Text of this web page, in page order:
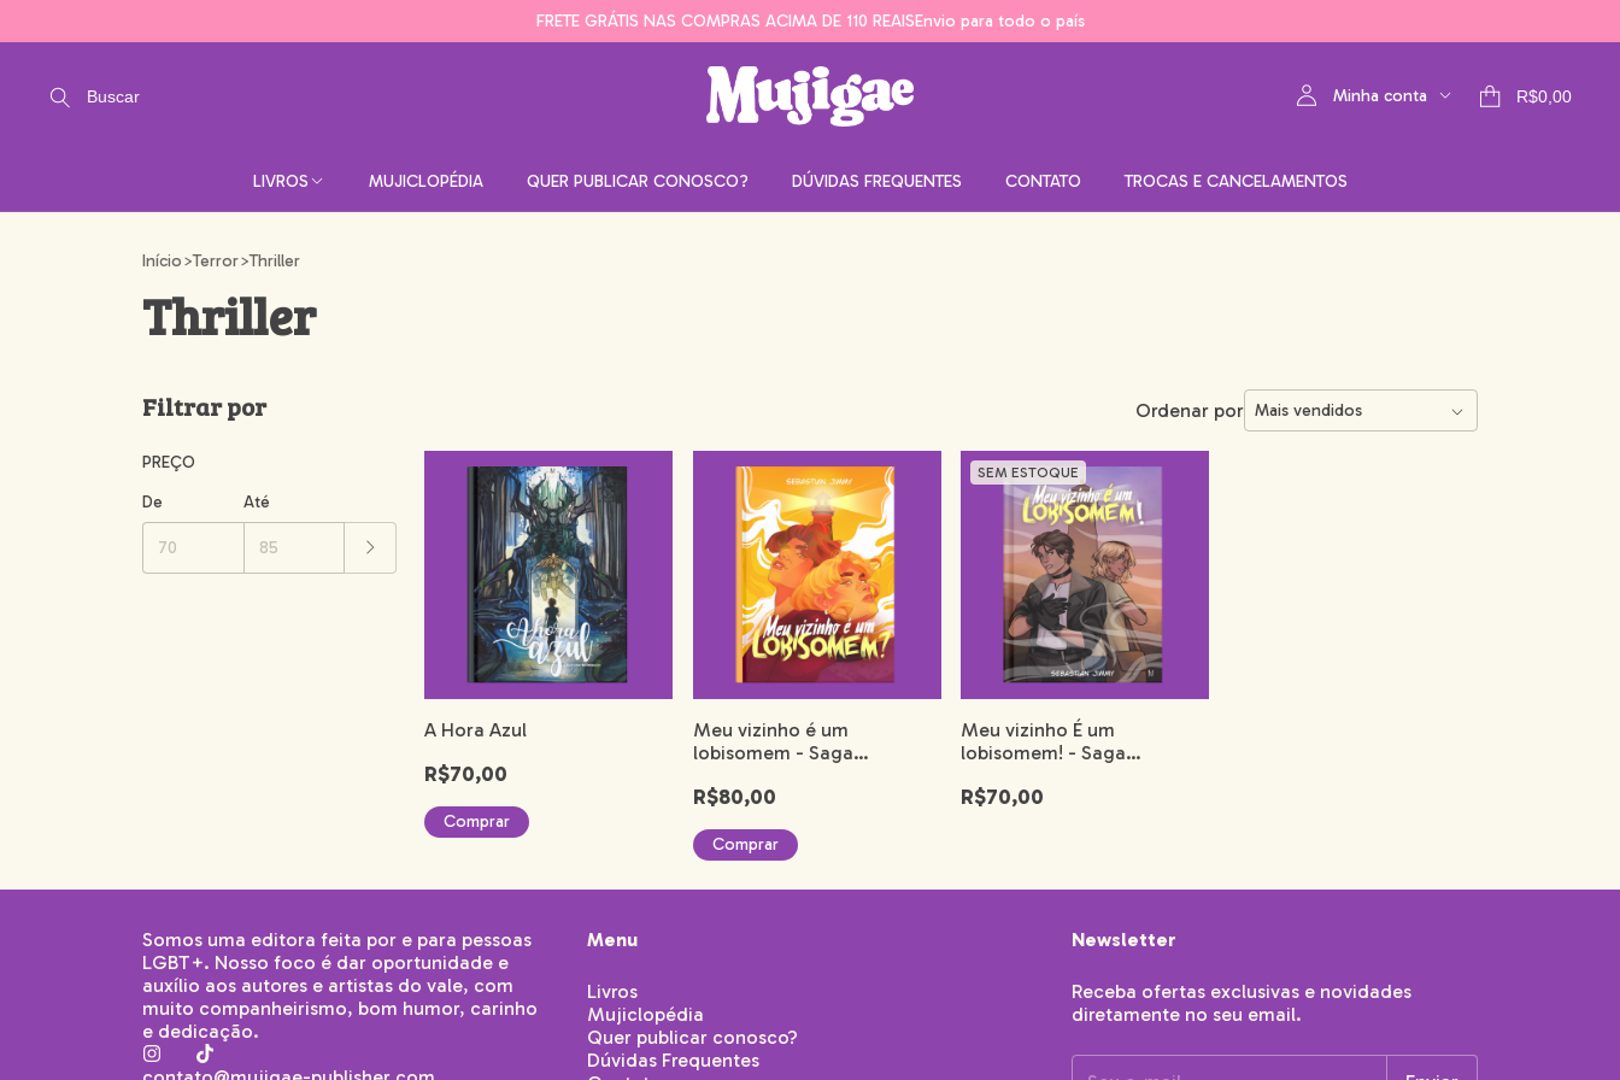
FRETE GRÁTIS NAS COMPRAS ACIMA DE 110 REAISEnvio para todo o país
Buscar Minha conta R$0,00
LIVROS MUJICLOPÉDIA QUER PUBLICAR CONOSCO? DÚVIDAS FREQUENTES CONTATO TROCAS E CANCELAMENTOS
Início>Terror>Thriller
Thriller
Filtrar por
PREÇO
De
Até
Ordenar por
A Hora Azul
R$70,00
Meu vizinho é um
lobisomem - Saga
R$80,00
Comprar
SEM ESTOQUE
Meu vizinho É um
lobisomem! - Saga
R$70,00
Somos uma editora feita por e para pessoas
LGBT+. Nosso foco é dar oportunidade e
auxílio aos autores e artistas do vale, com
muito companheirismo, bom humor, carinho
e dedicação.
Menu
Livros
Mujiclopédia
Quer publicar conosco?
Dúvidas Frequentes
Newsletter
Receba ofertas exclusivas e novidades
diretamente no seu email.